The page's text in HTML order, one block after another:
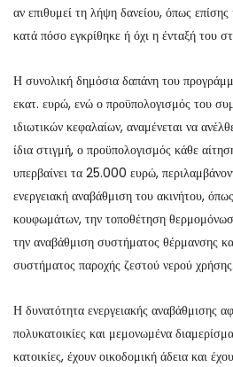
αν επιθυμεί τη λήψη δανείου, όπως
κατά πόσο εγκρίθηκε ή όχι η ένταξή του
Η συνολική δημόσια δαπάνη του
εκατ. ευρώ, ενώ ο προϋπολογισμός του
ιδιωτικών κεφαλαίων, αναμένεται να
ίδια στιγμή, ο προϋπολογισμός κάθε
υπερβαίνει τα 25.000 ευρώ,
ενεργειακή αναβάθμιση του ακινήτου,
κουφωμάτων, την τοποθέτηση
την αναβάθμιση συστήματος θέρμανσης
συστήματος παροχής ζεστού νερού χρήσης.
Η δυνατότητα ενεργειακής αναβάθμισης
πολυκατοικίες και μεμονωμένα
κατοικίες, έχουν οικοδομική άδεια και